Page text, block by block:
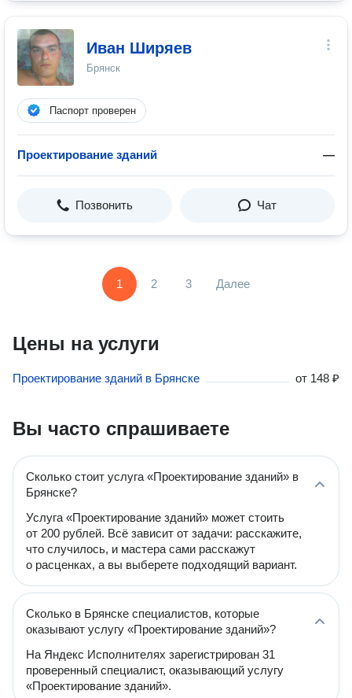
Иван Ширяев
Брянск
Паспорт проверен
Проектирование зданий —
Позвонить Чат
1 2 3 Далее
Цены на услуги
Проектирование зданий в Брянске от 148 ₽
Вы часто спрашиваете
Сколько стоит услуга «Проектирование зданий» в
Брянске?
Услуга «Проектирование зданий» может стоить
от 200 рублей. Всё зависит от задачи: расскажите,
что случилось, и мастера сами расскажут
о расценках, а вы выберете подходящий вариант.
Сколько в Брянске специалистов, которые
оказывают услугу «Проектирование зданий»?
На Яндекс Исполнителях зарегистрирован 31
проверенный специалист, оказывающий услугу
«Проектирование зданий».